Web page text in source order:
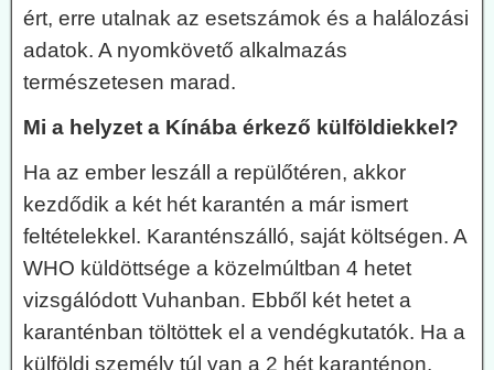
ért, erre utalnak az esetszámok és a halálozási
adatok. A nyomkövető alkalmazás
természetesen marad.
Mi a helyzet a Kínába érkező külföldiekkel?
Ha az ember leszáll a repülőtéren, akkor
kezdődik a két hét karantén a már ismert
feltételekkel. Karanténszálló, saját költségen. A
WHO küldöttsége a közelmúltban 4 hetet
vizsgálódott Vuhanban. Ebből két hetet a
karanténban töltöttek el a vendégkutatók. Ha a
külföldi személy túl van a 2 hét karanténon,